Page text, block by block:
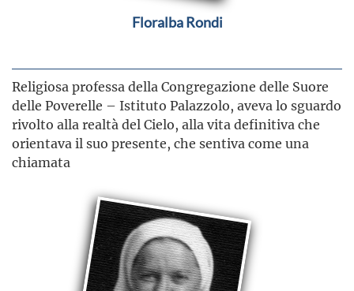
Floralba Rondi
Religiosa professa della Congregazione delle Suore
delle Poverelle – Istituto Palazzolo, aveva lo sguardo
rivolto alla realtà del Cielo, alla vita definitiva che
orientava il suo presente, che sentiva come una
chiamata